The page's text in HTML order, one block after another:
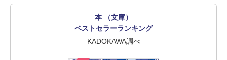
本 （文庫）
ベストセラーランキング
KADOKAWA調べ